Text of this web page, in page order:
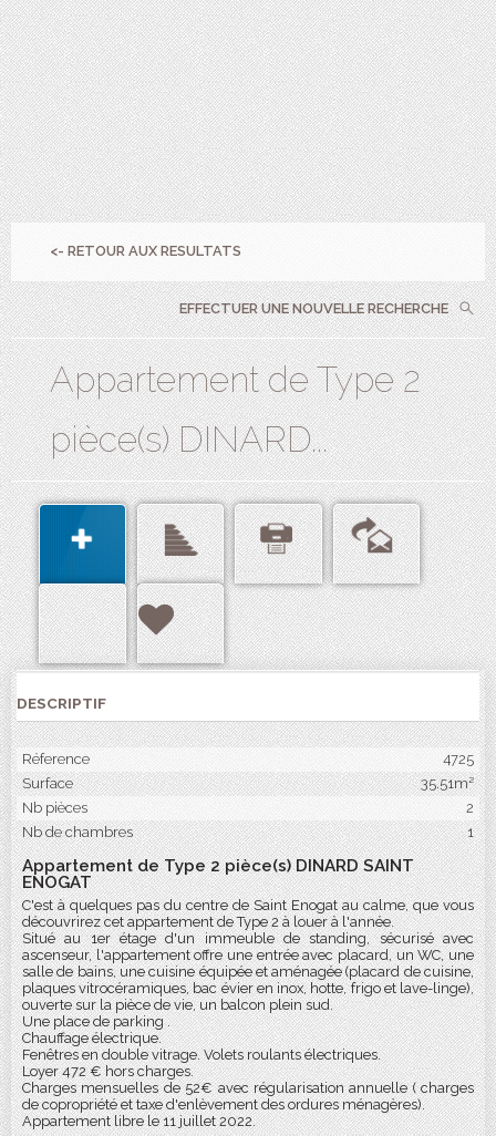
<- RETOUR AUX RESULTATS
EFFECTUER UNE NOUVELLE RECHERCHE
Appartement de Type 2
pièce(s) DINARD...
DESCRIPTIF
Réference
4725
Surface
35.51m²
Nb pièces
2
Nb de chambres
1
Appartement de Type 2 pièce(s) DINARD SAINT
ENOGAT
C'est à quelques pas du centre de Saint Enogat au calme, que vous
découvrirez cet appartement de Type 2 à louer à l'année.
Situé au 1er étage d'un immeuble de standing, sécurisé avec
ascenseur, l'appartement offre une entrée avec placard, un WC, une
salle de bains, une cuisine équipée et aménagée (placard de cuisine,
plaques vitrocéramiques, bac évier en inox, hotte, frigo et lave-linge),
ouverte sur la pièce de vie, un balcon plein sud.
Une place de parking .
Chauffage électrique.
Fenêtres en double vitrage. Volets roulants électriques.
Loyer 472 € hors charges.
Charges mensuelles de 52€ avec régularisation annuelle ( charges
de copropriété et taxe d'enlèvement des ordures ménagères).
Appartement libre le 11 juillet 2022.